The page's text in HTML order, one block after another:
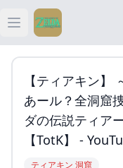
Open main menu
【ティアキン】
あール？全洞窟
ダの伝説ティア
【TotK】 -
ティアキン 洞窟